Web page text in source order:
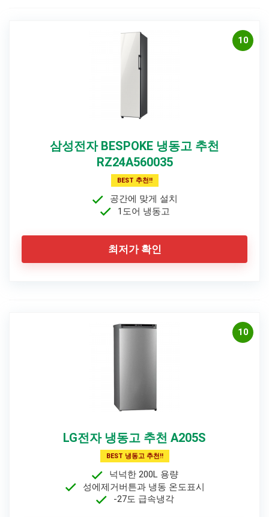
10
삼성전자 BESPOKE 냉동고 추천
RZ24A560035
BEST 추천!!
공간에 맞게 설치
1도어 냉동고
최저가 확인
10
LG전자 냉동고 추천 A205S
BEST 냉동고 추천!!
넉넉한 200L 용량
성에제거버튼과 냉동 온도표시
-27도 급속냉각